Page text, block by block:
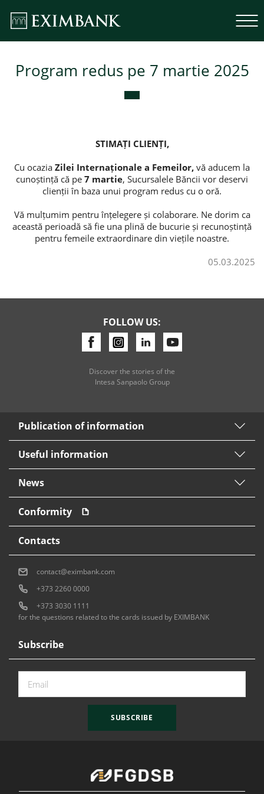
Consumer loan
Mortgage loans
Program redus pe 7 martie 2025
STIMAȚI CLIENȚI,
Cu ocazia Zilei Internaționale a Femeilor, vă aducem la
cunoștință că pe 7 martie, Sucursalele Băncii vor deservi
clienții în baza unui program redus cu o oră.
Vă mulțumim pentru înțelegere și colaborare. Ne dorim ca
această perioadă să fie una plină de bucurie și recunoștință
pentru femeile extraordinare din viețile noastre.
05.03.2025
FOLLOW US:
Discover the stories of the
Intesa Sanpaolo Group
Publication of information
Useful information
News
Conformity
Subscribe
SUBSCRIBE
Contacts
contact@eximbank.com
+373 2260 0000
+373 3030 1111
for the questions related to the cards issued by EXIMBANK